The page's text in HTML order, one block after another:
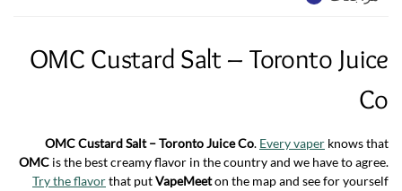
OMC Custard Salt – Toronto Juice
Co
OMC Custard Salt – Toronto Juice Co. Every vaper knows that
OMC is the best creamy flavor in the country and we have to agree.
Try the flavorthat putVapeMeeton the map and see for yourself